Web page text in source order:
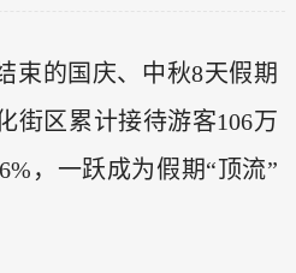
束的国庆、中秋8天假期
街区累计接待游客106万
，一跃成为假期“顶流”